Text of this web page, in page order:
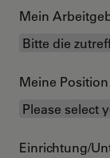
Mein
Meine Position
Einrichtung/